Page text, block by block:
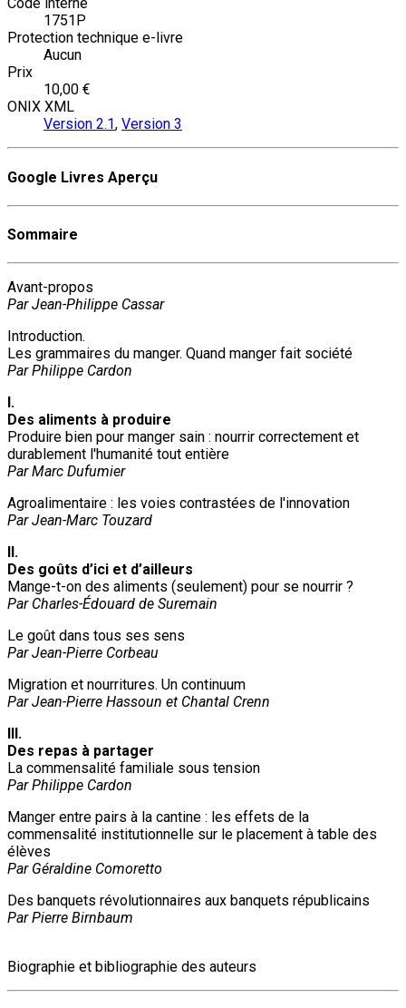
Code interne
1751P
Protection technique e-livre
Aucun
Prix
10,00 €
ONIX XML
Version 2.1, Version 3
Google Livres Aperçu
Sommaire
Avant-propos
Par Jean-Philippe Cassar
Introduction.
Les grammaires du manger. Quand manger fait société
Par Philippe Cardon
I.
Des aliments à produire
Produire bien pour manger sain : nourrir correctement et
durablement l'humanité tout entière
Par Marc Dufumier
Agroalimentaire : les voies contrastées de l'innovation
Par Jean-Marc Touzard
II.
Des goûts d’ici et d’ailleurs
Mange-t-on des aliments (seulement) pour se nourrir ?
Par Charles-Édouard de Suremain
Le goût dans tous ses sens
Par Jean-Pierre Corbeau
Migration et nourritures. Un continuum
Par Jean-Pierre Hassoun et Chantal Crenn
III.
Des repas à partager
La commensalité familiale sous tension
Par Philippe Cardon
Manger entre pairs à la cantine : les effets de la
commensalité institutionnelle sur le placement à table des
élèves
Par Géraldine Comoretto
Des banquets révolutionnaires aux banquets républicains
Par Pierre Birnbaum
Biographie et bibliographie des auteurs